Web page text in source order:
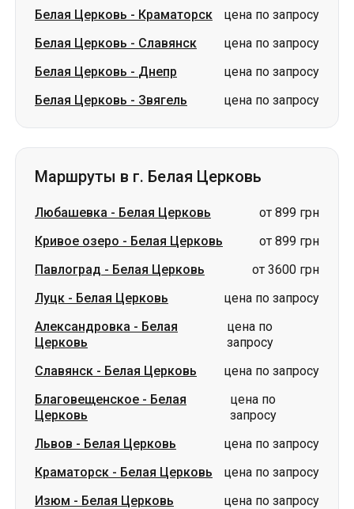
Белая Церковь - Краматорск
цена по запросу
Белая Церковь - Славянск
цена по запросу
Белая Церковь - Днепр
цена по запросу
Белая Церковь - Звягель цена по запросу
Маршруты в г. Белая Церковь
Любашевка - Белая Церковь
от 899 грн
Кривое озеро - Белая Церковь
от 899 грн
Павлоград - Белая Церковь
от 3600 грн
Луцк - Белая Церковь
цена по запросу
Александровка - Белая
Церковь
цена по
запросу
Славянск - Белая Церковь
цена по запросу
Благовещенское - Белая
Церковь
цена по
запросу
Львов - Белая Церковь
цена по запросу
Краматорск - Белая Церковь
цена по запросу
Изюм - Белая Церковь цена по запросу